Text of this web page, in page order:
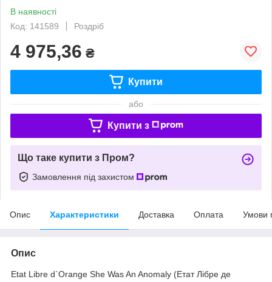
В наявності
Код: 141589
Роздріб
4 975,36 ₴
Купити
або
Купити з
Що таке купити з Пром?
Замовлення під захистом
Опис Характеристики Доставка Оплата Умови
Опис
Etat Libre d`Orange She Was An Anomaly (Етат Лібре де